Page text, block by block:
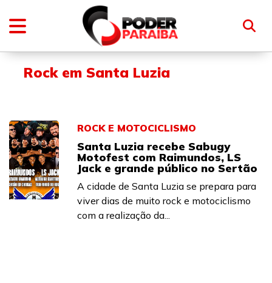
Rock em Santa Luzia
ROCK E MOTOCICLISMO
Santa Luzia recebe Sabugy
Motofest com Raimundos, LS
Jack e grande público no Sertão
A cidade de Santa Luzia se prepara para
viver dias de muito rock e motociclismo
com a realização da...